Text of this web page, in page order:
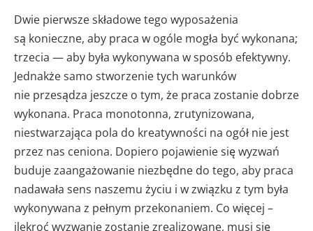
Dwie pierwsze składowe tego wyposażenia
są konieczne, aby praca w ogóle mogła być wykonana;
trzecia — aby była wykonywana w sposób efektywny.
Jednakże samo stworzenie tych warunków
nie przesądza jeszcze o tym, że praca zostanie dobrze
wykonana. Praca monotonna, zrutynizowana,
niestwarzająca pola do kreatywności na ogół nie jest
przez nas ceniona. Dopiero pojawienie się wyzwań
buduje zaangażowanie niezbędne do tego, aby praca
nadawała sens naszemu życiu i w związku z tym była
wykonywana z pełnym przekonaniem. Co więcej –
ilekroć wyzwanie zostanie zrealizowane, musi się